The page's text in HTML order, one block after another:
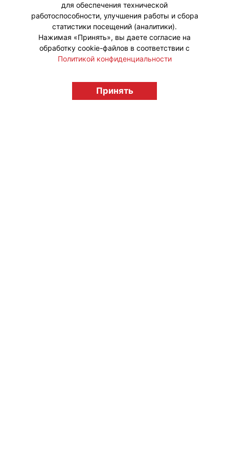
для обеспечения технической
работоспособности, улучшения работы и сбора
статистики посещений (аналитики).
Нажимая «Принять», вы даете согласие на
обработку cookie-файлов в соответствии с
Политикой конфиденциальности
Принять